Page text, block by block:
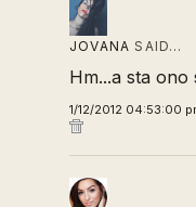
JOVANA SAID…
Hm...a sta ono
1/12/2012 04:53:00